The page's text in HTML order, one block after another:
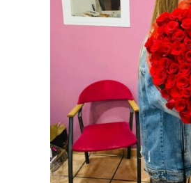
AÑADIR AL CARRITO